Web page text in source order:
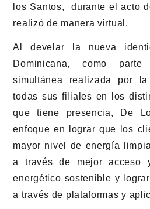
los Santos, durante el acto
realizó de manera virtual.
Al develar la nueva
Dominicana, como
simultánea realizada por
todas sus filiales en los
que tiene presencia, De
enfoque en lograr que los
mayor nivel de energía
a través de mejor acceso
energético sostenible y
a través de plataformas y